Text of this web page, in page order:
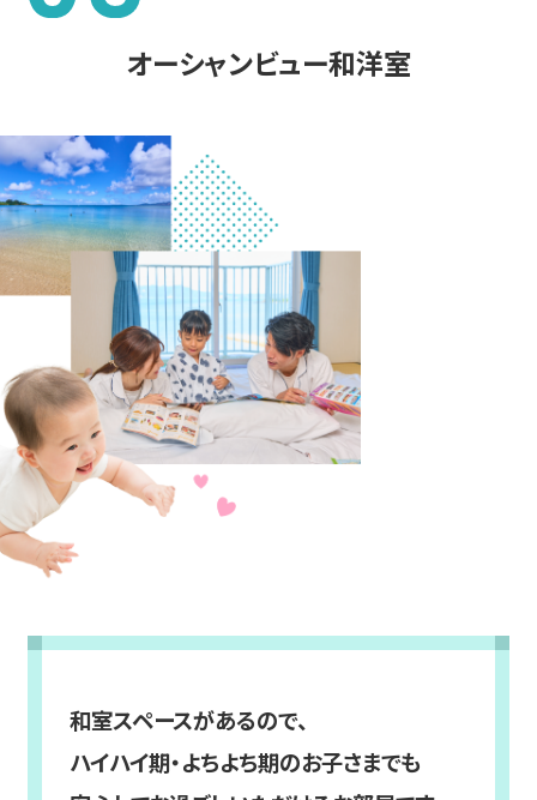
オーシャンビュー和洋室
和室スペースがあるので、
ハイハイ期・よちよち期のお子さまでも